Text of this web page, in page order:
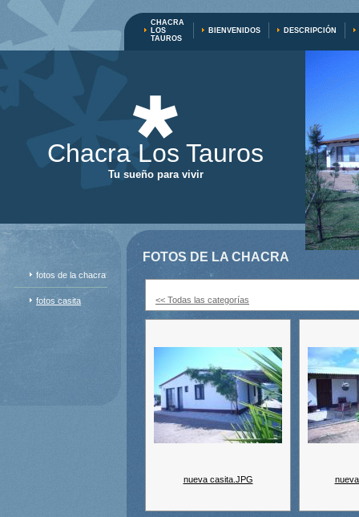
CHACRA
LOS
TAUROS
BIENVENIDOS DESCRIPCIÓN
Chacra Los Tauros
Tu sueño para vivir
fotos de la chacra
fotos casita
FOTOS DE LA CHACRA
<< Todas las categorías
nueva casita.JPG